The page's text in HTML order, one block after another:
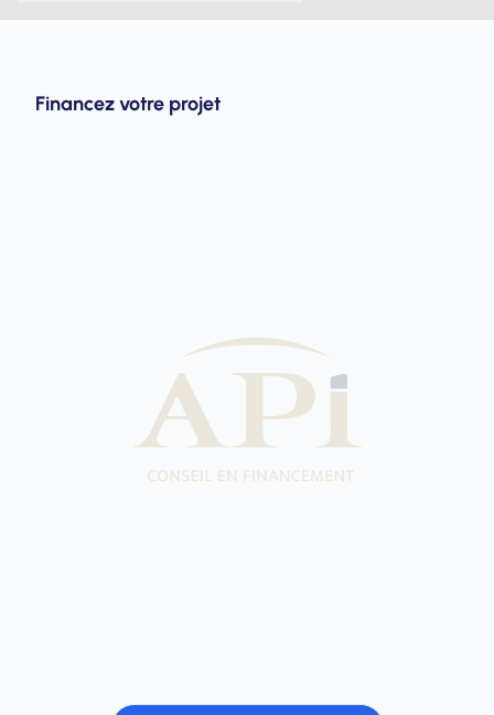
Financez votre projet